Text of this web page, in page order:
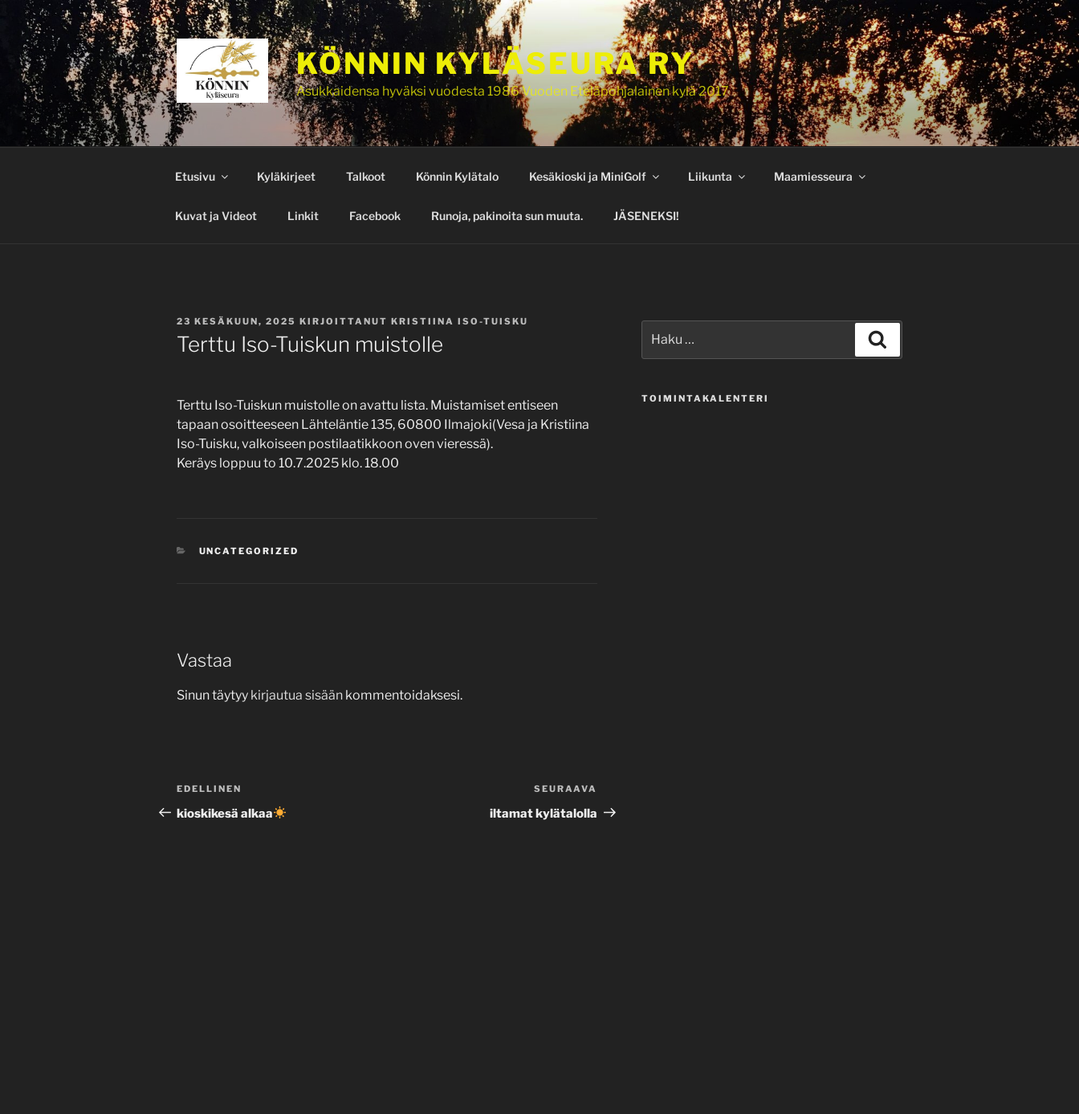
Siirry
sisältöön
KÖNNIN KYLÄSEURA RY
Asukkaidensa hyväksi vuodesta 1986 Vuoden Eteläpohjalainen kylä 2017
Etusivu Kyläkirjeet Talkoot Könnin Kylätalo Kesäkioski ja MiniGolf Liikunta Maamiesseura
Kuvat ja Videot Linkit Facebook Runoja, pakinoita sun muuta. JÄSENEKSI!
JULKAISTU
23 KESÄKUUN, 2025 KIRJOITTANUT KRISTIINA ISO-TUISKU
Terttu Iso-Tuiskun muistolle
Terttu Iso-Tuiskun muistolle on avattu lista. Muistamiset entiseen
tapaan osoitteeseen Lähteläntie 135, 60800 Ilmajoki(Vesa ja Kristiina
Iso-Tuisku, valkoiseen postilaatikkoon oven vieressä).
Keräys loppuu to 10.7.2025 klo. 18.00
KATEGORIAT
UNCATEGORIZED
Vastaa
Sinun täytyy kirjautua sisään kommentoidaksesi.
Artikkelien
selaus
Edellinen
artikkeli
EDELLINEN
kioskikesä alkaa
artikkeli
SEURAAVA
iltamat kylätalolla
TOIMINTAKALENTERI